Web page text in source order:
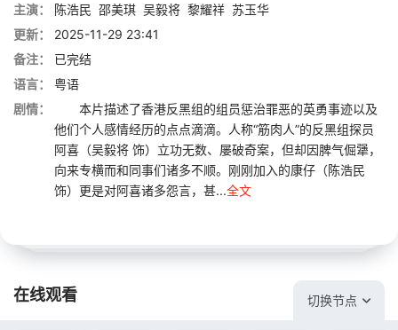
主演：
陈浩民 邵美琪 吴毅将 黎耀祥 苏玉华
更新：
2025-11-29 23:41
备注：
已完结
语言：
粤语
剧情：
本片描述了香港反黑组的组员惩治罪恶的英勇事迹以及
他们个人感情经历的点点滴滴。人称“筋肉人”的反黑组探员
阿喜（吴毅将 饰）立功无数、屡破奇案，但却因脾气倔犟，
向来专横而和同事们诸多不顺。刚刚加入的康仔（陈浩民
饰）更是对阿喜诸多怨言，甚...全文
在线观看 切换节点